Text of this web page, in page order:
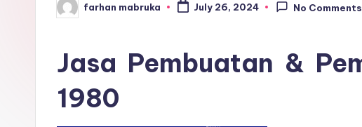
Posted
by
farhan mabruka July 26, 2024 No Comments
Jasa Pembuatan &
1980